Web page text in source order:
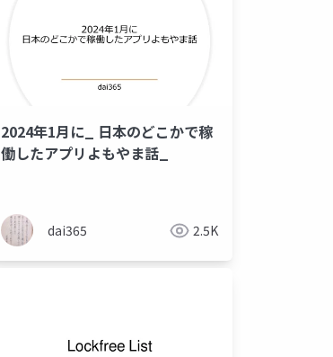
2024年1月に_ 日本のどこかで稼
働したアプリよもやま話_
dai365 2.5K